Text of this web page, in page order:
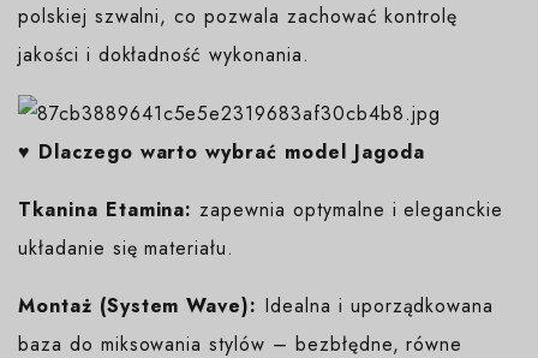
polskiej szwalni, co pozwala zachować kontrolę
jakości i dokładność wykonania.
♥️ Dlaczego warto wybrać model Jagoda
Tkanina Etamina: zapewnia optymalne i eleganckie
układanie się materiału.
Montaż (System Wave): Idealna i uporządkowana
baza do miksowania stylów – bezbłędne, równe